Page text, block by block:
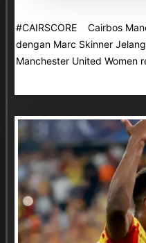
#CAIRSCORE Cairbos
dengan Marc Skinner
Manchester United Women